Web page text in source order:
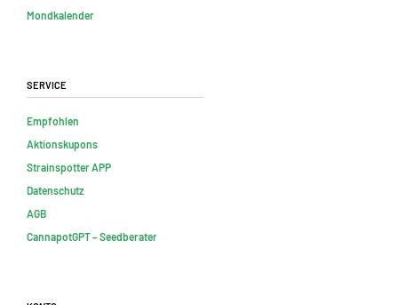
Mondkalender
Service
Empfohlen
Aktionskupons
Strainspotter APP
Datenschutz
AGB
CannapotGPT – Seedberater